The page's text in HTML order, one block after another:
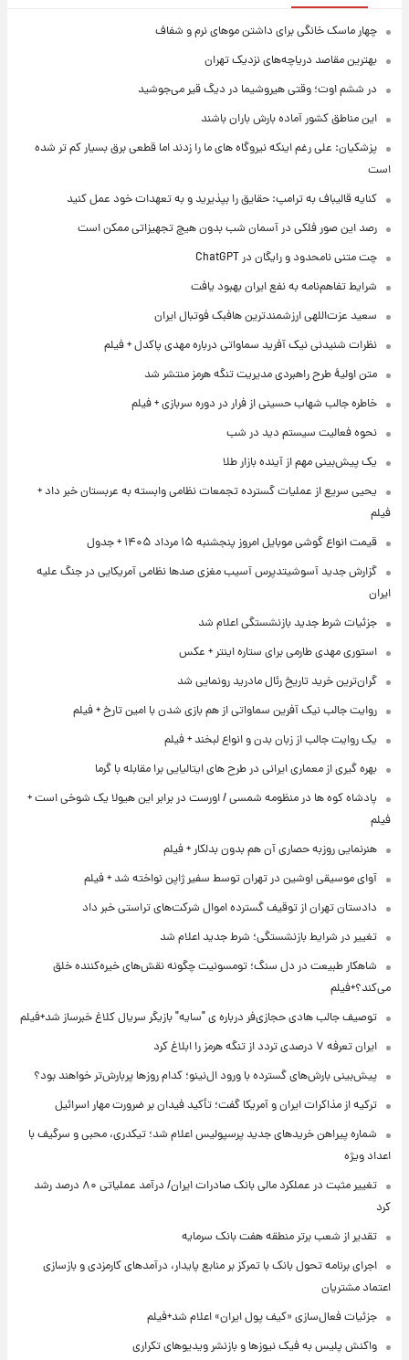
چهار ماسک خانگی برای داشتن موهای نرم و شفاف
بهترین مقاصد دریاچه‌های نزدیک تهران
در ششم اوت؛ وقتی هیروشیما در دیگ قیر می‌جوشید
این مناطق کشور آماده بارش باران باشند
پزشکیان: علی رغم اینکه نیروگاه های ما را زدند اما قطعی برق بسیار کم تر شده
است
کنایه قالیباف به ترامپ: حقایق را بپذیرید و به تعهدات خود عمل کنید
رصد این صور فلکی در آسمان شب بدون هیچ تجهیزاتی ممکن است
چت متنی نامحدود و رایگان در ChatGPT
شرایط تفاهم‌نامه به نفع ایران بهبود یافت
سعید عزت‌اللهی ارزشمندترین هافبک فوتبال ایران
نظرات شنیدنی نیک آفرید سماواتی درباره مهدی پاکدل + فیلم
متن اولیۀ طرح راهبردی مدیریت تنگه هرمز منتشر شد
خاطره جالب شهاب حسینی از فرار در دوره سربازی + فیلم
نحوه فعالیت سیستم دید در شب
یک پیش‌بینی مهم از آینده بازار طلا
یحیی سریع از عملیات گسترده تجمعات نظامی وابسته به عربستان خبر داد +
فیلم
قیمت انواع گوشی موبایل امروز پنجشنبه ۱۵ مرداد ۱۴۰۵ + جدول
گزارش جدید آسوشیتدپرس آسیب مغزی صدها نظامی آمریکایی در جنگ علیه
ایران
جزئیات شرط جدید بازنشستگی اعلام شد
استوری مهدی طارمی برای ستاره اینتر + عکس
گران‌ترین خرید تاریخ رئال مادرید رونمایی شد
روایت جالب نیک آفرین سماواتی از هم بازی شدن با امین تارخ + فیلم
یک روایت جالب از زبان بدن و انواع لبخند + فیلم
بهره گیری از معماری ایرانی در طرح های ایتالیایی برا مقابله با گرما
پادشاه کوه ها در منظومه شمسی / اورست در برابر این هیولا یک شوخی است +
فیلم
هنرنمایی روزبه حصاری آن هم بدون بدلکار + فیلم
آوای موسیقی اوشین در تهران توسط سفیر ژاپن نواخته شد + فیلم
دادستان تهران از توقیف گسترده اموال شرکت‌های تراستی خبر داد
تغییر در شرایط بازنشستگی؛ شرط جدید اعلام شد
شاهکار طبیعت در دل سنگ؛ تومسونیت چگونه نقش‌های خیره‌کننده خلق
می‌کند؟+فیلم
توصیف جالب هادی حجازی‌فر درباره ی "سایه" بازیگر سریال کلاغ خبرساز شد+فیلم
ایران تعرفه ۷ درصدی تردد از تنگه هرمز را ابلاغ کرد
پیش‌بینی بارش‌های گسترده با ورود ال‌نینو؛ کدام روزها پربارش‌تر خواهند بود؟
ترکیه از مذاکرات ایران و آمریکا گفت؛ تأکید فیدان بر ضرورت مهار اسرائیل
شماره پیراهن خریدهای جدید پرسپولیس اعلام شد؛ تیکدری، محبی و سرگیف با
اعداد ویژه
تغییر مثبت در عملکرد مالی بانک صادرات ایران/ درآمد عملیاتی ۸۰ درصد رشد
کرد
تقدیر از شعب برتر منطقه هفت بانک سرمایه
اجرای برنامه تحول بانک با تمرکز بر منابع پایدار، درآمدهای کارمزدی و بازسازی
اعتماد مشتریان
جزئیات فعال‌سازی «کیف پول ایران» اعلام شد+فیلم
واکنش پلیس به فیک نیوزها و بازنشر ویدیوهای تکراری